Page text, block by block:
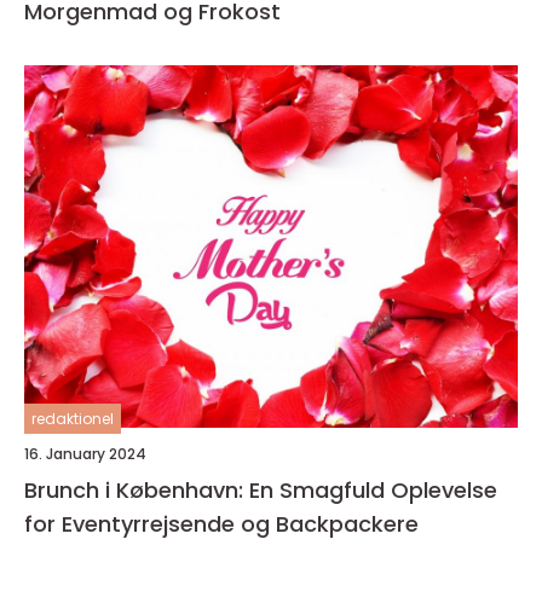
Morgenmad og Frokost
redaktionel
16. January 2024
Brunch i København: En Smagfuld Oplevelse
for Eventyrrejsende og Backpackere